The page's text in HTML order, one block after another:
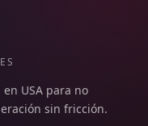
USA para no
sin fricción.